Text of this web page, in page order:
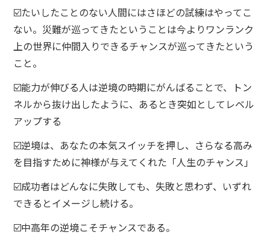
☑️たいしたことのない人間にはさほどの試練はやってこ
ない。災難が巡ってきたということは今よりワンランク
上の世界に仲間入りできるチャンスが巡ってきたという
こと。
☑️能力が伸びる人は逆境の時期にがんばることで、トン
ネルから抜け出したように、あるとき突如としてレベル
アップする
☑️逆境は、あなたの本気スイッチを押し、さらなる高み
を目指すために神様が与えてくれた「人生のチャンス」
☑️成功者はどんなに失敗しても、失敗と思わず、いずれ
できるとイメージし続ける。
☑️中高年の逆境こそチャンスである。